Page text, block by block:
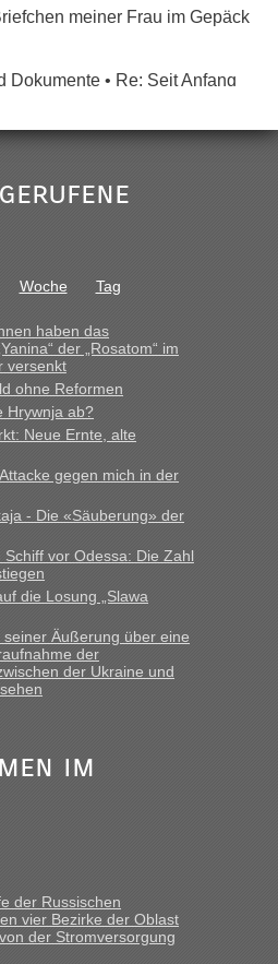
meiner Frau im Gepäck
Dokumente • Re: Seit Anfang
• Re: Seit Anfang des
willst. So lange das nicht
das nicht neu sollte es
• Deklaration
Zoll
ob ich hier richtig bin mit meiner
mit gebrauchter
in die Ukraine
Kleidung...“
• Re: An welchem
und der Ukraine geht es am
wie geplant am Montag
zeitig los gegen 5 Uhr in der
super bis zur Grenze. Nur
• Re: An welchem
und der Ukraine geht es am
Reisetipps • Re: An welchem
und der Ukraine geht es am
Woche Tag
haben das
der „Rosatom“ im
versenkt
ohne Reformen
Hrywnja ab?
Neue Ernte, alte
gegen mich in der
- Die «Säuberung» der
vor Odessa: Die Zahl
die Losung „Slawa
seiner Äußerung über eine
der
der Ukraine und
im
der Russischen
vier Bezirke der Oblast
der Stromversorgung